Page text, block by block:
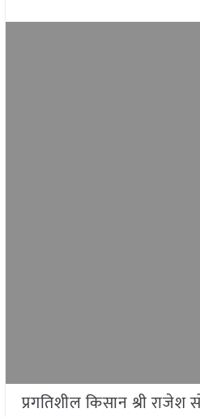
प्रगतिशील किसान श्री राजेश